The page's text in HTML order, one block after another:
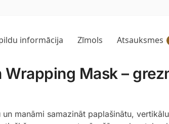
informācija Zīmols Atsauksmes
Wrapping Mask –
manāmi samazināt paplašinātu,